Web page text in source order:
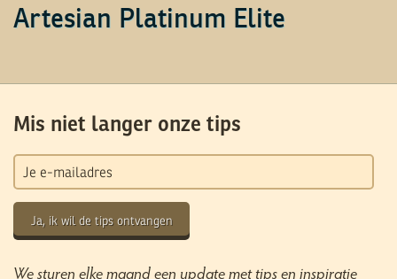
Artesian Platinum Elite
Mis niet langer onze tips
Ja, ik wil de tips ontvangen
We sturen elke maand een update met tips en inspiratie